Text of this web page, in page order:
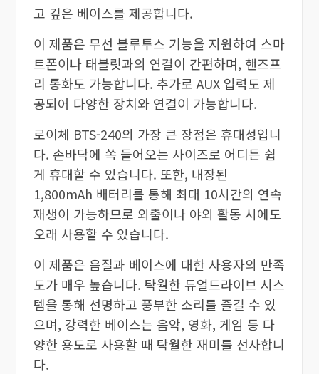
고 깊은 베이스를 제공합니다.
이 제품은 무선 블루투스 기능을 지원하여 스마
트폰이나 태블릿과의 연결이 간편하며, 핸즈프
리 통화도 가능합니다. 추가로 AUX 입력도 제
공되어 다양한 장치와 연결이 가능합니다.
로이체 BTS-240의 가장 큰 장점은 휴대성입니
다. 손바닥에 쏙 들어오는 사이즈로 어디든 쉽
게 휴대할 수 있습니다. 또한, 내장된
1,800mAh 배터리를 통해 최대 10시간의 연속
재생이 가능하므로 외출이나 야외 활동 시에도
오래 사용할 수 있습니다.
이 제품은 음질과 베이스에 대한 사용자의 만족
도가 매우 높습니다. 탁월한 듀얼드라이브 시스
템을 통해 선명하고 풍부한 소리를 즐길 수 있
으며, 강력한 베이스는 음악, 영화, 게임 등 다
양한 용도로 사용할 때 탁월한 재미를 선사합니
다.